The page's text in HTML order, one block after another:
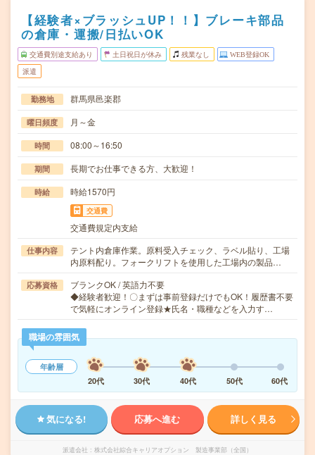
【経験者×ブラッシュUP！！】ブレーキ部品
の倉庫・運搬/日払いOK
交通費別途支給あり 土日祝日が休み 残業なし WEB登録OK
派遣
勤務地 群馬県邑楽郡
曜日頻度 月～金
時間 08:00～16:50
期間 長期でお仕事できる方、大歓迎！
時給 時給1570円
交通費
交通費規定内支給
仕事内容
テント内倉庫作業。原料受入チェック、ラベル貼り、工場
内原料配り。フォークリフトを使用した工場内の製品…
応募資格
ブランクOK / 英語力不要
◆経験者歓迎！〇まずは事前登録だけでもOK！履歴書不要
で気軽にオンライン登録★氏名・職種などを入力す…
職場の雰囲気
年齢層
20代
30代 40代 50代 60代
気になる! 応募へ進む 詳しく見る
派遣会社 株式会社綜合キャリアオプション 製造事業部（全国）